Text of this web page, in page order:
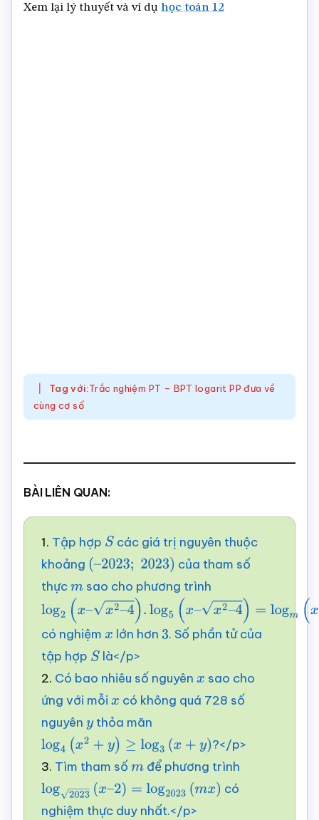
Xem lại lý thuyết và ví dụ học toán 12
Tag với:Trắc nghiệm PT – BPT logarit PP đưa về
cùng cơ số
BÀI LIÊN QUAN:
1. Tập hợp S các giá trị nguyên thuộc
khoảng (–2023 2023) của tham số
thựcmsao cho phương trình
log2 (x–x2 –
4) log5(x–x 2–
4)= logm(x+x2–
4)
có nghiệm x lớn hơn 3. Số phần tử của
tập hợp S là</p>
2. Có bao nhiêu số nguyên x sao cho
ứng với mỗi x có không quá 728 số
nguyên ythỏa mãn
log4 (x2 +y )≥log3(x+y )
?</p>
3. Tìm tham số mđể phương trình
log2023 (x–2) =log2023 (mx)
có
nghiệm thực duy nhất.</p>